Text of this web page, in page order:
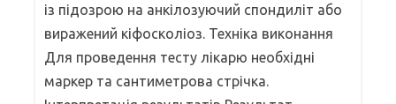
із підозрою на анкілозуючий спондиліт або
виражений кіфосколіоз. Техніка виконання
Для проведення тесту лікарю необхідні
маркер та сантиметрова стрічка.